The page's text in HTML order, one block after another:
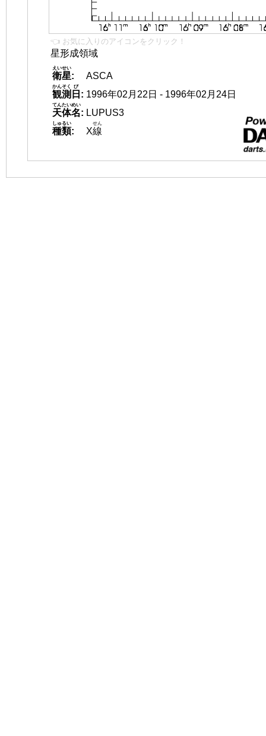
👈 お気に入りのアイコンをクリック！
星形成領域
衛星
えいせい
:
ASCA
観測
かんそく
日
び
: 1996年02月22日 - 1996年02月24日
天体名
てんたいめい
: LUPUS3
種類
しゅるい
: X線
せん